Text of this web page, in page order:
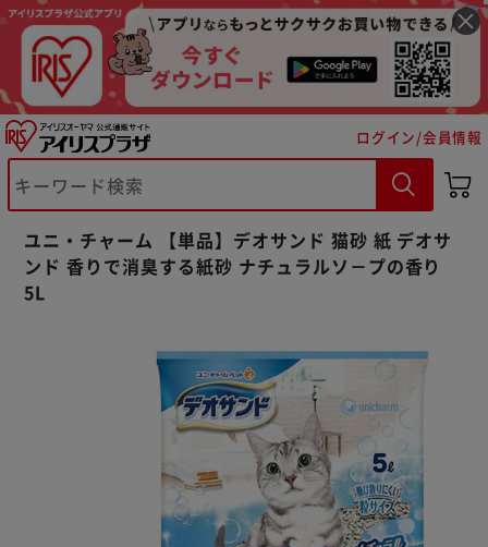
ログイン/会員情報
ユニ・チャーム 【単品】デオサンド 猫砂 紙 デオサ
ンド 香りで消臭する紙砂 ナチュラルソ－プの香り
5L
※ご確認ください
カートに入れる 購入手続きへ